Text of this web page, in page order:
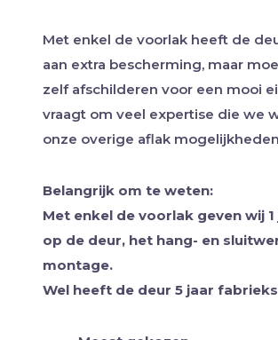
Met enkel de voorlak heeft de
aan extra bescherming, maar
zelf afschilderen voor een mooi
vraagt om veel expertise die we
onze overige aflak
Belangrijk om te weten:
Met enkel de voorlak geven wij
op de deur, het hang- en
montage.
Wel heeft de deur 5 jaar